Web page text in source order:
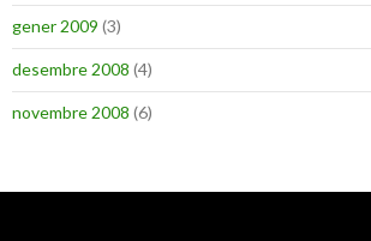
gener 2009 (3)
desembre 2008 (4)
novembre 2008 (6)